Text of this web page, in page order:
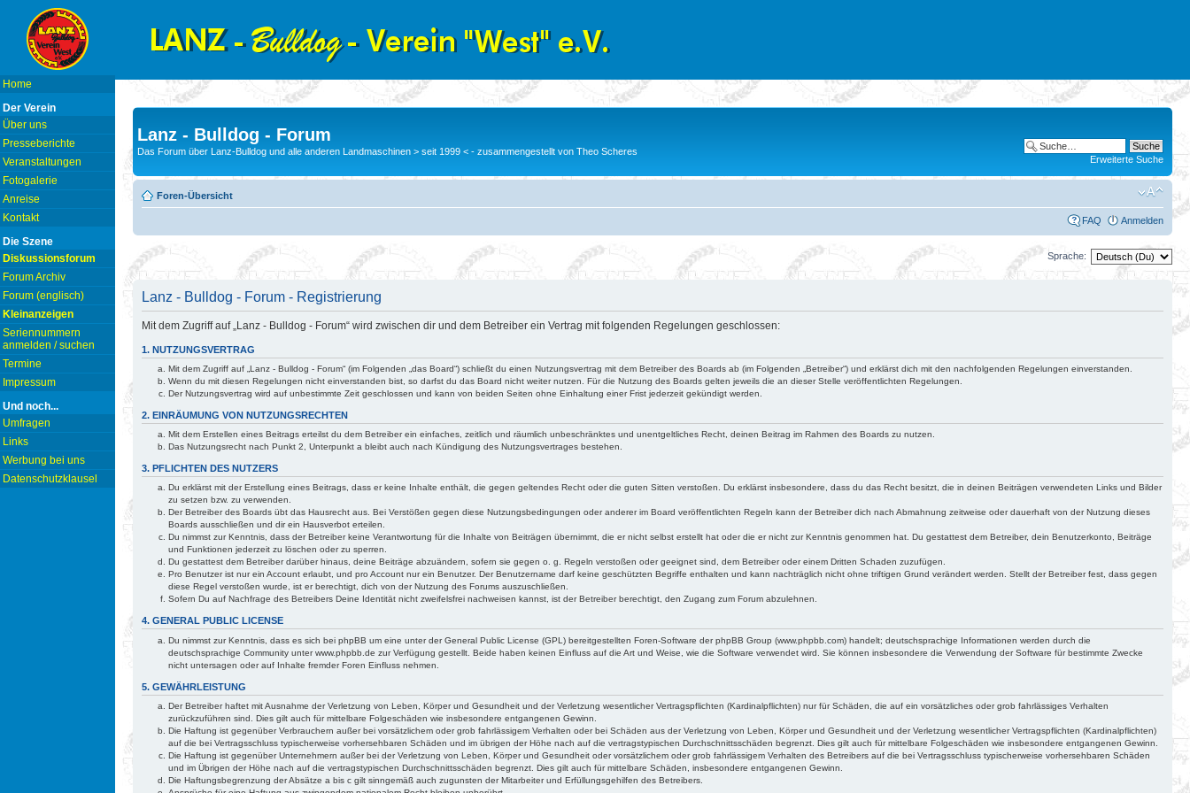
Home
Der Verein
Über uns
Presseberichte
Veranstaltungen
Fotogalerie
Anreise
Kontakt
Die Szene
Diskussionsforum
Forum Archiv
Forum (englisch)
Kleinanzeigen
Seriennummern
anmelden / suchen
Termine
Impressum
Und noch...
Umfragen
Links
Werbung bei uns
Datenschutzklausel
Lanz - Bulldog - Forum
Das Forum über Lanz-Bulldog und alle anderen Landmaschinen > seit 1999 < - zusammengestellt von Theo Scheres
Erweiterte Suche
Foren-Übersicht
FAQ Anmelden
Sprache:
Lanz - Bulldog - Forum - Registrierung
Mit dem Zugriff auf „Lanz - Bulldog - Forum“ wird zwischen dir und dem Betreiber ein Vertrag mit folgenden Regelungen geschlossen:
1. NUTZUNGSVERTRAG
Mit dem Zugriff auf „Lanz - Bulldog - Forum“ (im Folgenden „das Board“) schließt du einen Nutzungsvertrag mit dem Betreiber des Boards ab (im Folgenden „Betreiber“) und erklärst dich mit den nachfolgenden Regelungen einverstanden.
Wenn du mit diesen Regelungen nicht einverstanden bist, so darfst du das Board nicht weiter nutzen. Für die Nutzung des Boards gelten jeweils die an dieser Stelle veröffentlichten Regelungen.
Der Nutzungsvertrag wird auf unbestimmte Zeit geschlossen und kann von beiden Seiten ohne Einhaltung einer Frist jederzeit gekündigt werden.
2. EINRÄUMUNG VON NUTZUNGSRECHTEN
Mit dem Erstellen eines Beitrags erteilst du dem Betreiber ein einfaches, zeitlich und räumlich unbeschränktes und unentgeltliches Recht, deinen Beitrag im Rahmen des Boards zu nutzen.
Das Nutzungsrecht nach Punkt 2, Unterpunkt a bleibt auch nach Kündigung des Nutzungsvertrages bestehen.
3. PFLICHTEN DES NUTZERS
Du erklärst mit der Erstellung eines Beitrags, dass er keine Inhalte enthält, die gegen geltendes Recht oder die guten Sitten verstoßen. Du erklärst insbesondere, dass du das Recht besitzt, die in deinen Beiträgen verwendeten Links und Bilder
zu setzen bzw. zu verwenden.
Der Betreiber des Boards übt das Hausrecht aus. Bei Verstößen gegen diese Nutzungsbedingungen oder anderer im Board veröffentlichten Regeln kann der Betreiber dich nach Abmahnung zeitweise oder dauerhaft von der Nutzung dieses
Boards ausschließen und dir ein Hausverbot erteilen.
Du nimmst zur Kenntnis, dass der Betreiber keine Verantwortung für die Inhalte von Beiträgen übernimmt, die er nicht selbst erstellt hat oder die er nicht zur Kenntnis genommen hat. Du gestattest dem Betreiber, dein Benutzerkonto, Beiträge
und Funktionen jederzeit zu löschen oder zu sperren.
Du gestattest dem Betreiber darüber hinaus, deine Beiträge abzuändern, sofern sie gegen o. g. Regeln verstoßen oder geeignet sind, dem Betreiber oder einem Dritten Schaden zuzufügen.
Pro Benutzer ist nur ein Account erlaubt, und pro Account nur ein Benutzer. Der Benutzername darf keine geschützten Begriffe enthalten und kann nachträglich nicht ohne triftigen Grund verändert werden. Stellt der Betreiber fest, dass gegen
diese Regel verstoßen wurde, ist er berechtigt, dich von der Nutzung des Forums auszuschließen.
Sofern Du auf Nachfrage des Betreibers Deine Identität nicht zweifelsfrei nachweisen kannst, ist der Betreiber berechtigt, den Zugang zum Forum abzulehnen.
4. GENERAL PUBLIC LICENSE
Du nimmst zur Kenntnis, dass es sich bei phpBB um eine unter der General Public License (GPL) bereitgestellten Foren-Software der phpBB Group (www.phpbb.com) handelt; deutschsprachige Informationen werden durch die
deutschsprachige Community unter www.phpbb.de zur Verfügung gestellt. Beide haben keinen Einfluss auf die Art und Weise, wie die Software verwendet wird. Sie können insbesondere die Verwendung der Software für bestimmte Zwecke
nicht untersagen oder auf Inhalte fremder Foren Einfluss nehmen.
5. GEWÄHRLEISTUNG
Der Betreiber haftet mit Ausnahme der Verletzung von Leben, Körper und Gesundheit und der Verletzung wesentlicher Vertragspflichten (Kardinalpflichten) nur für Schäden, die auf ein vorsätzliches oder grob fahrlässiges Verhalten
zurückzuführen sind. Dies gilt auch für mittelbare Folgeschäden wie insbesondere entgangenen Gewinn.
Die Haftung ist gegenüber Verbrauchern außer bei vorsätzlichem oder grob fahrlässigem Verhalten oder bei Schäden aus der Verletzung von Leben, Körper und Gesundheit und der Verletzung wesentlicher Vertragspflichten (Kardinalpflichten)
auf die bei Vertragsschluss typischerweise vorhersehbaren Schäden und im übrigen der Höhe nach auf die vertragstypischen Durchschnittsschäden begrenzt. Dies gilt auch für mittelbare Folgeschäden wie insbesondere entgangenen Gewinn.
Die Haftung ist gegenüber Unternehmern außer bei der Verletzung von Leben, Körper und Gesundheit oder vorsätzlichem oder grob fahrlässigem Verhalten des Betreibers auf die bei Vertragsschluss typischerweise vorhersehbaren Schäden
und im Übrigen der Höhe nach auf die vertragstypischen Durchschnittsschäden begrenzt. Dies gilt auch für mittelbare Schäden, insbesondere entgangenen Gewinn.
Die Haftungsbegrenzung der Absätze a bis c gilt sinngemäß auch zugunsten der Mitarbeiter und Erfüllungsgehilfen des Betreibers.